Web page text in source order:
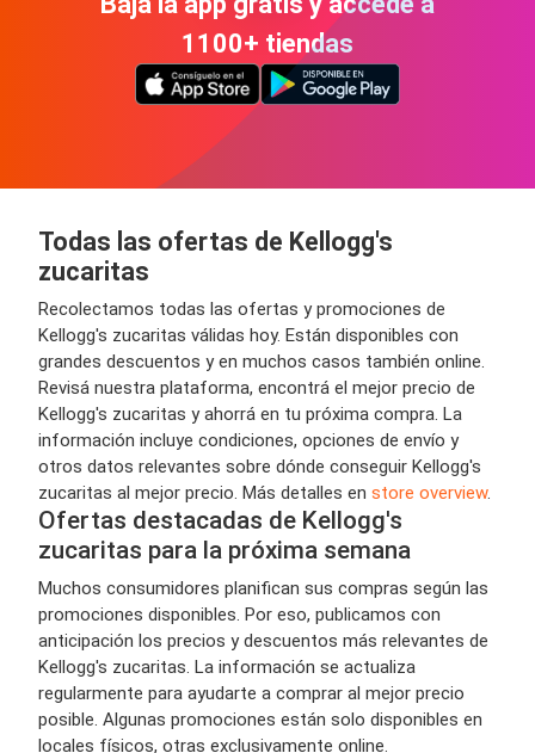
1100+ tiendas
Todas las ofertas de Kellogg's
zucaritas
Recolectamos todas las ofertas y promociones de
Kellogg's zucaritas válidas hoy. Están disponibles con
grandes descuentos y en muchos casos también online.
Revisá nuestra plataforma, encontrá el mejor precio de
Kellogg's zucaritas y ahorrá en tu próxima compra. La
información incluye condiciones, opciones de envío y
otros datos relevantes sobre dónde conseguir Kellogg's
zucaritas al mejor precio. Más detalles en store overview.
Ofertas destacadas de Kellogg's
zucaritas para la próxima semana
Muchos consumidores planifican sus compras según las
promociones disponibles. Por eso, publicamos con
anticipación los precios y descuentos más relevantes de
Kellogg's zucaritas. La información se actualiza
regularmente para ayudarte a comprar al mejor precio
posible. Algunas promociones están solo disponibles en
locales físicos, otras exclusivamente online.